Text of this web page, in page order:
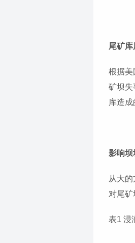
尾矿
根据
矿坝失
库造
影响坝
从大
对尾
表1 浸